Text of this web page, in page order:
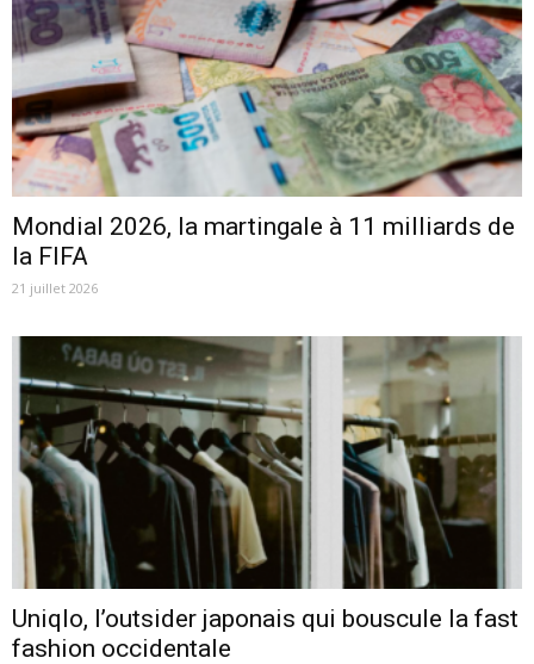
Mondial 2026, la martingale à 11 milliards de
la FIFA
21 juillet 2026
Uniqlo, l’outsider japonais qui bouscule la fast
fashion occidentale